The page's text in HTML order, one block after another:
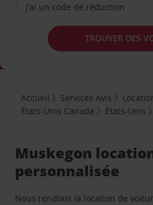
J’ai un code de réduction
TROUVER DES
Accueil Services Avis
États-Unis Canada
États-Unis
Muskegon
personnalisée
Nous rendons la location de